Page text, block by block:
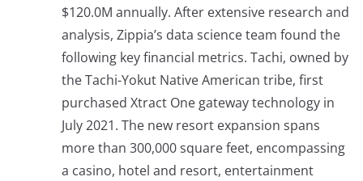
$120.0M annually. After extensive research and
analysis, Zippia’s data science team found the
following key financial metrics. Tachi, owned by
the Tachi-Yokut Native American tribe, first
purchased Xtract One gateway technology in
July 2021. The new resort expansion spans
more than 300,000 square feet, encompassing
a casino, hotel and resort, entertainment